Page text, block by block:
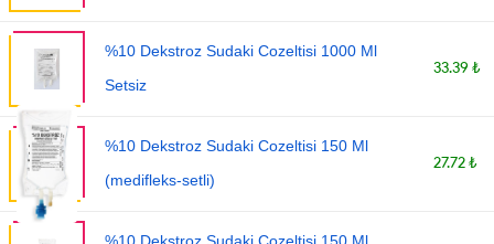
%10 Dekstroz Sudaki Cozeltisi 1000 Ml
Setsiz
33.39 ₺
%10 Dekstroz Sudaki Cozeltisi 150 Ml
(medifleks-setli)
27.72 ₺